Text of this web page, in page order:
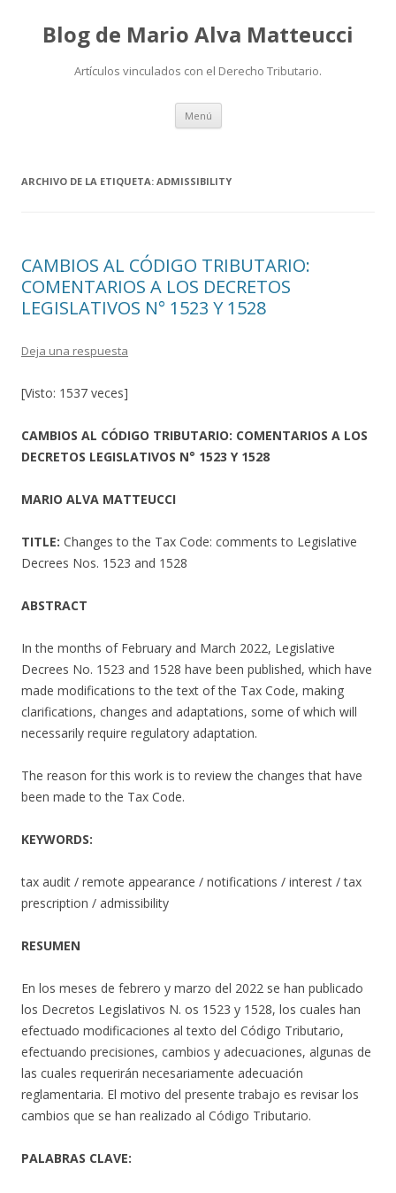
Blog de Mario Alva Matteucci
Artículos vinculados con el Derecho Tributario.
Menú Ir
contenido
ARCHIVO DE LA ETIQUETA: ADMISSIBILITY
CAMBIOS AL CÓDIGO TRIBUTARIO:
COMENTARIOS A LOS DECRETOS
LEGISLATIVOS N° 1523 Y 1528
Deja una respuesta
[Visto: 1537 veces]
CAMBIOS AL CÓDIGO TRIBUTARIO: COMENTARIOS A LOS
DECRETOS LEGISLATIVOS N° 1523 Y 1528
MARIO ALVA MATTEUCCI
TITLE: Changes to the Tax Code: comments to Legislative
Decrees Nos. 1523 and 1528
ABSTRACT
In the months of February and March 2022, Legislative
Decrees No. 1523 and 1528 have been published, which have
made modifications to the text of the Tax Code, making
clarifications, changes and adaptations, some of which will
necessarily require regulatory adaptation.
The reason for this work is to review the changes that have
been made to the Tax Code.
KEYWORDS:
tax audit / remote appearance / notifications / interest / tax
prescription / admissibility
RESUMEN
En los meses de febrero y marzo del 2022 se han publicado
los Decretos Legislativos N. os 1523 y 1528, los cuales han
efectuado modificaciones al texto del Código Tributario,
efectuando precisiones, cambios y adecuaciones, algunas de
las cuales requerirán necesariamente adecuación
reglamentaria. El motivo del presente trabajo es revisar los
cambios que se han realizado al Código Tributario.
PALABRAS CLAVE: